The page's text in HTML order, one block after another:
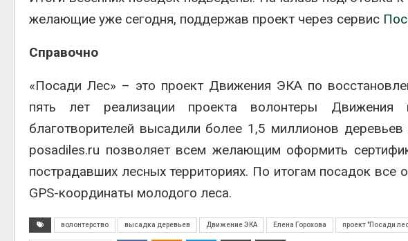
желающие уже сегодня, поддержав проект через сервис
Справочно
«Посади Лес» – это проект Движения ЭКА по
пять лет реализации проекта волонтеры
благотворителей высадили более 1,5 миллионов
posadiles.ru позволяет всем желающим оформить
пострадавших лесных территориях. По итогам посадок все
GPS-координаты молодого леса.
волонтерство высадка деревьев Движение ЭКА Елена Горохова проект "Посади